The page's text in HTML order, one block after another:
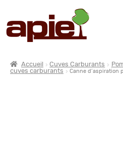
Accueil Cuves Carburants
cuves carburants
Canne d’aspiration